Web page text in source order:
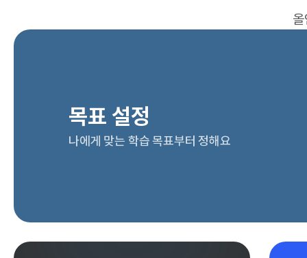
목표 설정
나에게 맞는 학습 목표부터 정해요